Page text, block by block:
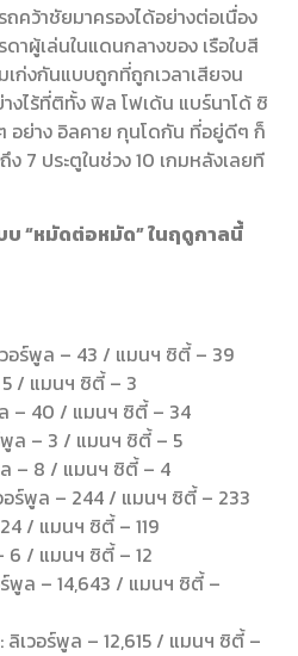
คว้าชัยมาครองได้อย่างต่อเนื่อง
าผู้เล่นในแดนกลางของ เรือใบสี
ก่งกันแบบถูกที่ถูกเวลาเสียจน
งไร้ที่ติทั้ง ฟิล โฟเด้น แบร์นาโด้ ซิ
อย่าง อิลคาย กุนโดกัน ที่อยู่ดีๆ ก็
7 ประตูในช่วง 10 เกมหลังเลยที
“หมัดต่อหมัด” ในฤดูกาลนี้
อร์พูล – 43 / แมนฯ ซิตี้ – 39
/ แมนฯ ซิตี้ – 3
– 40 / แมนฯ ซิตี้ – 34
พูล – 3 / แมนฯ ซิตี้ – 5
ล – 8 / แมนฯ ซิตี้ – 4
อร์พูล – 244 / แมนฯ ซิตี้ – 233
/ แมนฯ ซิตี้ – 119
6 / แมนฯ ซิตี้ – 12
พูล – 14,643 / แมนฯ ซิตี้ –
ลิเวอร์พูล – 12,615 / แมนฯ ซิตี้ –